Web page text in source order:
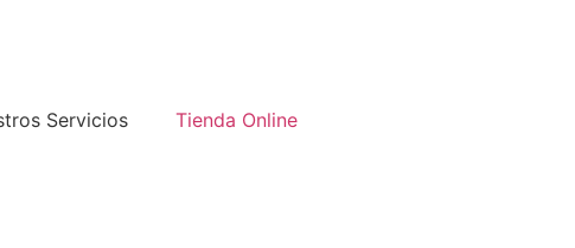
Servicios Tienda Online